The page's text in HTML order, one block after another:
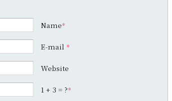
Name*
E-mail *
Website
1 + 3 = ?*